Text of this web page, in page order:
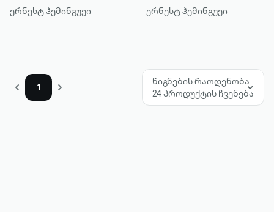
ერნესტ ჰემინგუეი ერნესტ ჰემინგუეი
1
წიგნების რაოდენობა
24 პროდუქტის ჩვენება